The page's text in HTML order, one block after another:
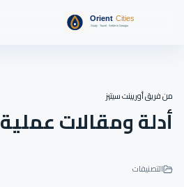
من فريق أوريينت سيتيز
أدلة ومقالات عملية
التصنيفات